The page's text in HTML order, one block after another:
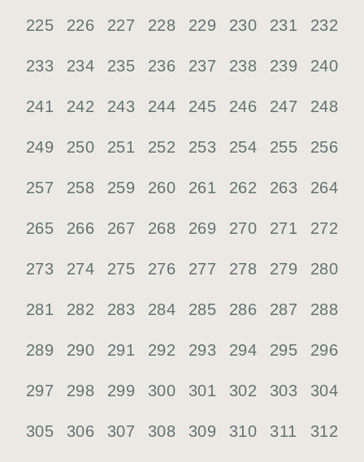
225 226 227 228 229 230 231 232
233 234 235 236 237 238 239 240
241 242 243 244 245 246 247 248
249 250 251 252 253 254 255 256
257 258 259 260 261 262 263 264
265 266 267 268 269 270 271 272
273 274 275 276 277 278 279 280
281 282 283 284 285 286 287 288
289 290 291 292 293 294 295 296
297 298 299 300 301 302 303 304
305 306 307 308 309 310 311 312